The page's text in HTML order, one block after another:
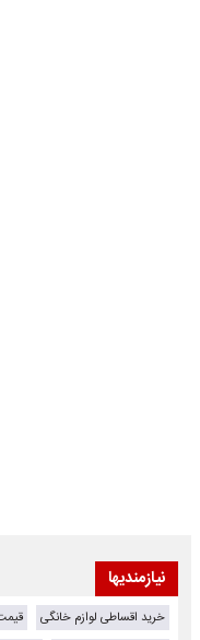
نیازمندیها
خرید اقساطی لوازم خانگی